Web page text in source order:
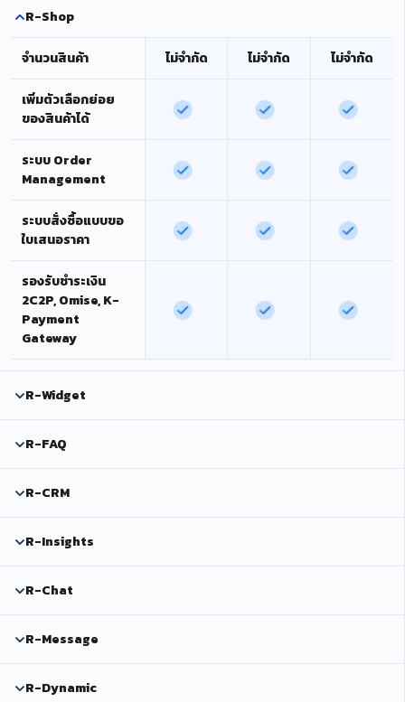
R-Shop
จำนวนสินค้า ไม่จำกัด ไม่จำกัด ไม่จำกัด
เพิ่มตัวเลือกย่อย
ของสินค้าได้
ระบบ Order
Management
ระบบสั่งซื้อแบบขอ
ใบเสนอราคา
รองรับชำระเงิน
2C2P, Omise, K-
Payment
Gateway
R-Widget
R-FAQ
R-CRM
R-Insights
R-Chat
R-Message
R-Dynamic